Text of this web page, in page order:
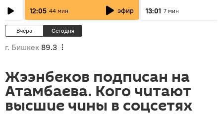
12:05 44 мин эфир 13:01 7 мин
Вчера Сегодня
г. Бишкек 89.3
Жээнбеков подписан на
Атамбаева. Кого читают
высшие чины в соцсетях